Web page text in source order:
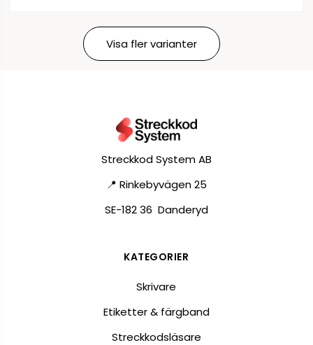
Visa fler varianter
Streckkod System AB
📍 Rinkebyvägen 25
SE-182 36 Danderyd
KATEGORIER
Skrivare
Etiketter & färgband
Streckkodsläsare